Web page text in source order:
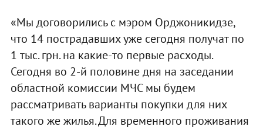
«Мы договорились с мэром Орджоникидзе,
что 14 пострадавших уже сегодня получат по
1 тыс. грн. на какие-то первые расходы.
Сегодня во 2-й половине дня на заседании
областной комиссии МЧС мы будем
рассматривать варианты покупки для них
такого же жилья. Для временного проживания